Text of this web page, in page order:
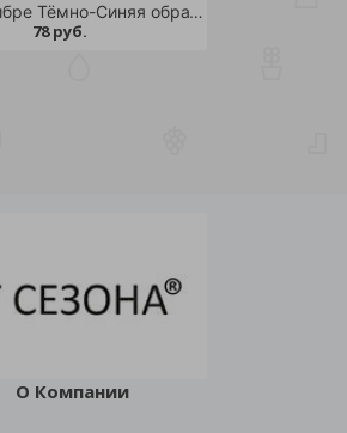
Примула Либре Тёмно-Синяя обратноконическая 4шт/10
78 руб.
О Компании